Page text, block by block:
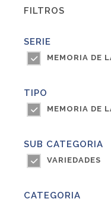
FILTROS
SERIE
MEMORIA DE
TIPO
MEMORIA DE
SUB CATEGORIA
VARIEDADES
CATEGORIA